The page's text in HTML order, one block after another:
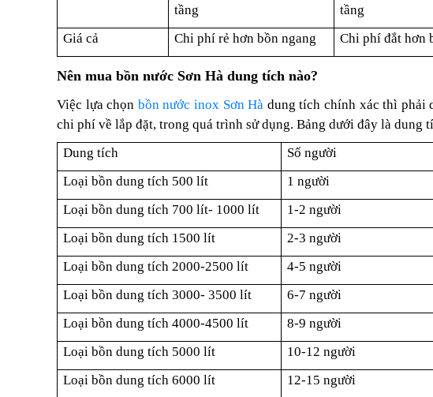
tầng
tầng
Giá cả
Chi phí rẻ hơn bồn ngang Chi phí đắt hơn
Nên mua bồn nước Sơn Hà dung tích nào?
Việc lựa chọn bồn nước inox Sơn Hà dung tích chính xác thì phải
chi phí về lắp đặt, trong quá trình sử dụng. Bảng dưới đây là dung
Dung tích
Số người
Loại bồn dung tích 500 lít
1 người
Loại bồn dung tích 700 lít- 1000 lít
1-2 người
Loại bồn dung tích 1500 lít
2-3 người
Loại bồn dung tích 2000-2500 lít
4-5 người
Loại bồn dung tích 3000- 3500 lít
6-7 người
Loại bồn dung tích 4000-4500 lít
8-9 người
Loại bồn dung tích 5000 lít
10-12 người
Loại bồn dung tích 6000 lít
12-15 người